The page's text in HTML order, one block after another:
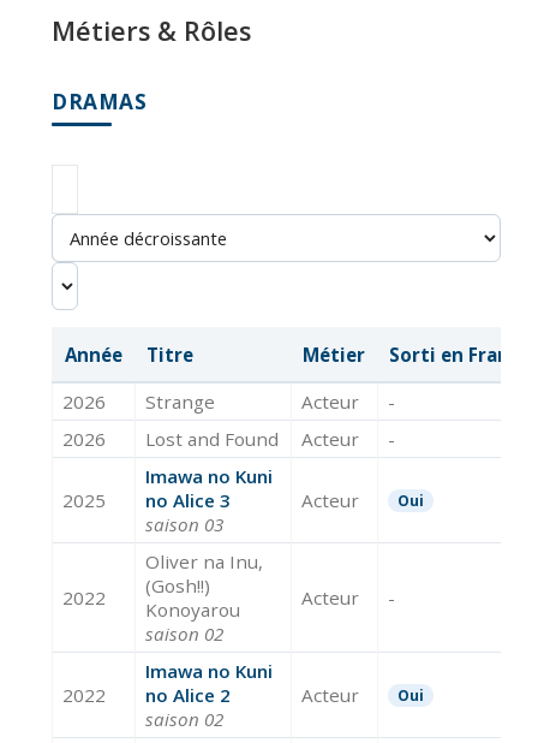
Métiers & Rôles
DRAMAS
Année Titre Métier
Sorti en France
2026
Strange Acteur
-
2026
Lost and Found Acteur -
2025
Imawa no Kuni
no Alice 3
saison 03
Acteur Oui
2022
Oliver na Inu,
(Gosh!!)
Konoyarou
saison 02
Acteur -
2022
Imawa no Kuni
no Alice 2
saison 02
Acteur Oui